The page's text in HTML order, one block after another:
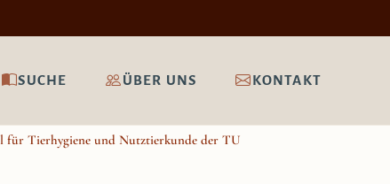
SUCHE ÜBER UNS KONTAKT
für Tierhygiene und Nutztierkunde der TU